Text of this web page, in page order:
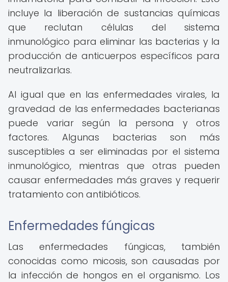
incluye la liberación de sustancias químicas
que reclutan células del sistema
inmunológico para eliminar las bacterias y la
producción de anticuerpos específicos para
neutralizarlas.
Al igual que en las enfermedades virales, la
gravedad de las enfermedades bacterianas
puede variar según la persona y otros
factores. Algunas bacterias son más
susceptibles a ser eliminadas por el sistema
inmunológico, mientras que otras pueden
causar enfermedades más graves y requerir
tratamiento con antibióticos.
Enfermedades fúngicas
Las enfermedades fúngicas, también
conocidas como micosis, son causadas por
la infección de hongos en el organismo. Los